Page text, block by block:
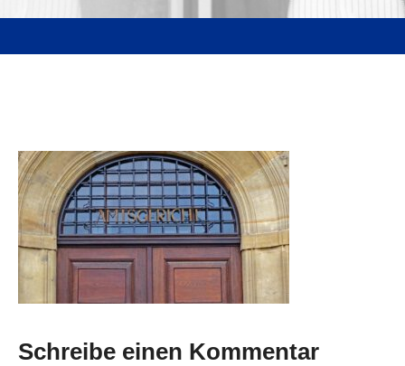
Schreibe einen Kommentar